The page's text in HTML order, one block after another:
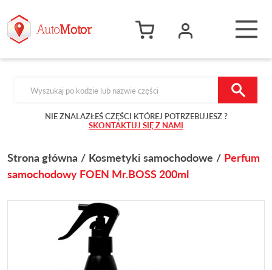
NIE ZNALAZŁEŚ CZĘŚCI KTÓREJ POTRZEBUJESZ ?
SKONTAKTUJ SIĘ Z NAMI
Strona główna Kosmetyki samochodowe
Perfum
samochodowy FOEN Mr.BOSS 200ml